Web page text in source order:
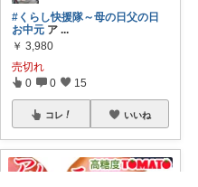
#くらし快援隊～母の日父の日
お中元 ア ...
￥ 3,980
売切れ
0 0 15
コレ いいね